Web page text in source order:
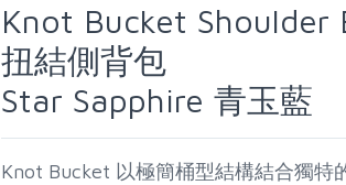
Knot Bucket Shoulder
扭結側背包
Star Sapphire 青玉藍
Knot Bucket 以極簡桶型結構結合獨特